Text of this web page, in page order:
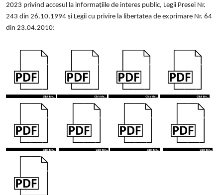
2023 privind accesul la informațiile de interes public, Legii Presei Nr.
243 din 26.10.1994 și Legii cu privire la libertatea de exprimare Nr. 64
din 23.04.2010: